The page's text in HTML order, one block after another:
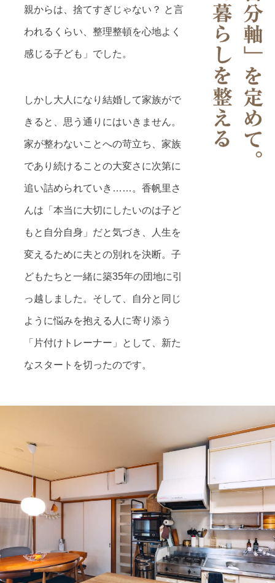
親からは、捨てすぎじゃない？ と言
われるくらい、整理整頓を心地よく
感じる子ども」でした。
しかし大人になり結婚して家族がで
きると、思う通りにはいきません。
家が整わないことへの苛立ち、家族
であり続けることの大変さに次第に
追い詰められていき……。香帆里さ
んは「本当に大切にしたいのは子ど
もと自分自身」だと気づき、人生を
変えるために夫との別れを決断。子
どもたちと一緒に築35年の団地に引
っ越しました。そして、自分と同じ
ように悩みを抱える人に寄り添う
「片付けトレーナー」として、新た
なスタートを切ったのです。